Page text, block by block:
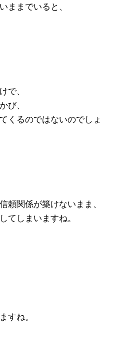
ままでいると、
で、
び、
くるのではないのでしょ
頼関係が築けないまま、
てしまいますね。
すね。